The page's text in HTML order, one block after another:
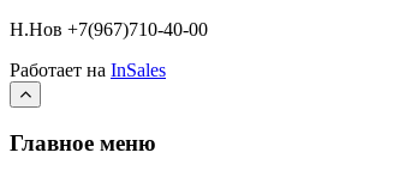
Н.Нов +7(967)710-40-00
Работает на InSales
Главное меню